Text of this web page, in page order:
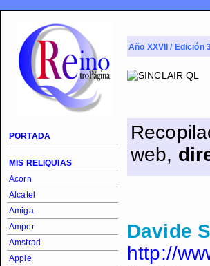
PORTADA
MIS RELIQUIAS
Acorn
Alcatel
Amiga
Amper
Amstrad
Apple
Año XXVII / Edición
web,
Davide
http://